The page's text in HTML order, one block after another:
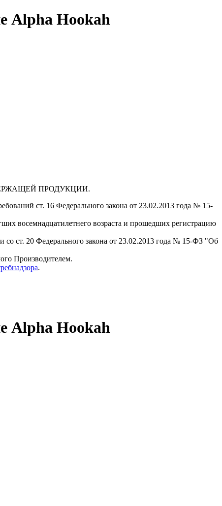
Hookah
ПРОДУКЦИИ.
ст. 16 Федерального закона от 23.02.2013 года № 15-
восемнадцатилетнего возраста и прошедших регистрацию
со ст. 20 Федерального закона от 23.02.2013 года № 15-ФЗ "Об
Производителем.
.
Hookah